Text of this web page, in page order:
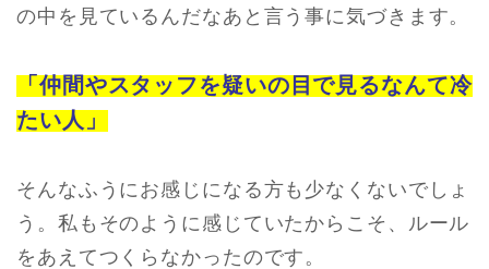
の中を見ているんだなあと言う事に気づきます。
「仲間やスタッフを疑いの目で見るなんて冷
たい人」
そんなふうにお感じになる方も少なくないでしょ
う。私もそのように感じていたからこそ、ルール
をあえてつくらなかったのです。